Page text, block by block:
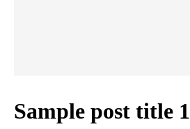
Sample post title 1